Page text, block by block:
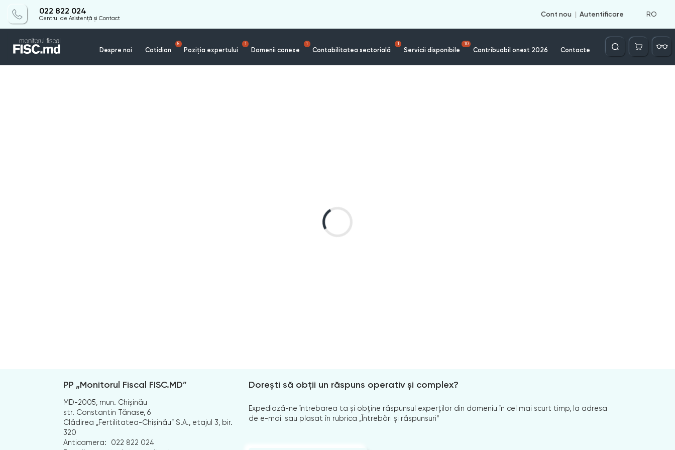
022 822 024
Centrul de Asistență și Contact
Cont nou Autentificare RO
Despre noi Cotidian
5
Poziția expertului
1
Domenii conexe
1
Contabilitatea sectorială
1
Servicii disponibile
10
Contribuabil onest 2026 Contacte
Căutare
PP „Monitorul Fiscal FISC.MD”
MD-2005, mun. Chișinău
str. Constantin Tănase, 6
Clădirea „Fertilitatea-Chișinău” S.A., etajul 3, bir.
320
Anticamera:
022 822 024
Dorești să obții un răspuns operativ și complex?
Expediază-ne întrebarea ta și obține răspunsul experților din domeniu în cel mai scurt timp, la adresa
de e-mail sau plasat în rubrica „Întrebări și răspunsuri”